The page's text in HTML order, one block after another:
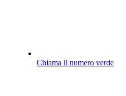
Chiama il numero verde